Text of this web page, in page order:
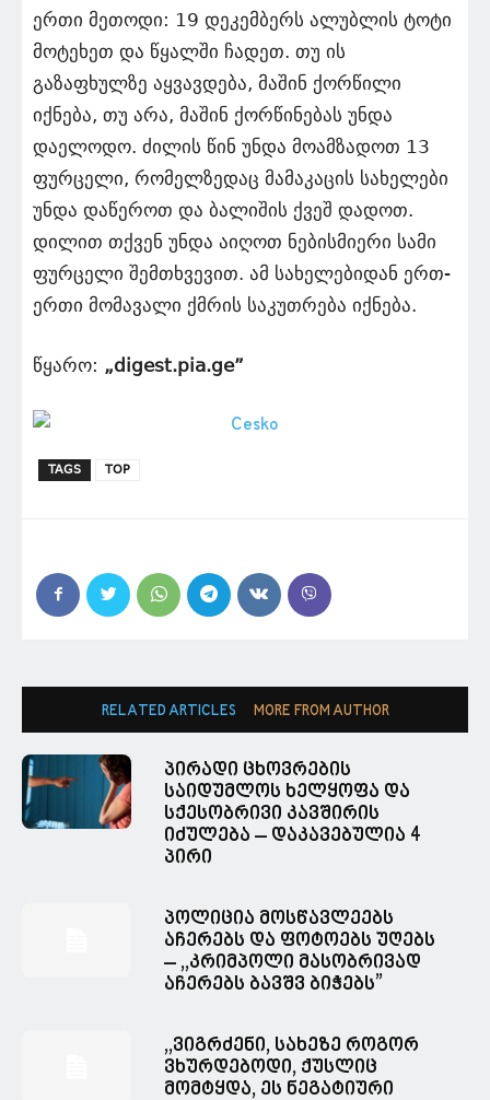
ერთი მეთოდი: 19 დეკემბერს ალუბლის ტოტი
მოტეხეთ და წყალში ჩადეთ. თუ ის
გაზაფხულზე აყვავდება, მაშინ ქორწილი
იქნება, თუ არა, მაშინ ქორწინებას უნდა
დაელოდო. ძილის წინ უნდა მოამზადოთ 13
ფურცელი, რომელზედაც მამაკაცის სახელები
უნდა დაწეროთ და ბალიშის ქვეშ დადოთ.
დილით თქვენ უნდა აიღოთ ნებისმიერი სამი
ფურცელი შემთხვევით. ამ სახელებიდან ერთ-
ერთი მომავალი ქმრის საკუთრება იქნება.
წყარო: „digest.pia.ge”
TAGS TOP
RELATED ARTICLES MORE FROM AUTHOR
პირადი ცხოვრების
საიდუმლოს ხელყოფა და
სქესობრივი კავშირის
იძულება – დაკავებულია 4
პირი
პოლიცია მოსწავლეებს
აჩერებს და ფოტოებს უღებს
– ,,კრიმპოლი მასობრივად
აჩერებს ბავშვ ბიჭებს”
,,ვიგრძენი, სახეზე როგორ
ვხურდებოდი, ქუსლიც
მომტყდა, ეს ნეგატიური